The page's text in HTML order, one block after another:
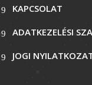
KAPCSOLAT
ADATKEZELÉSI
JOGI